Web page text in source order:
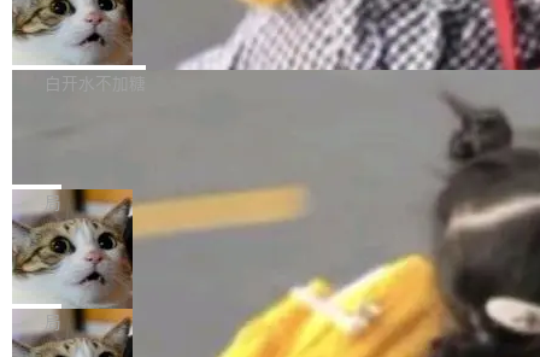
型。谁在开源赛道上领先，...
简单：开发者工具必须开源。 理由不是传统的自
由软件情怀，而是一个跟 AI agent 直接相关的
技术判断。 两行 prompt 就能个性化任何软件 C
i）在 X 上发帖： 「如果你是 Agent Harness 相
关开源项目的开发者，希望参加 DeepSeek Har
ness 的内测，可以回复或私信联系我。请附上
Harness 负责把能力落到真实环境中——调用工
具、读写文件、管理上下文、处理错误、完成闭
环。崔添翼招人的标...
商汤 SenseNova U1.5-Lite-Preview
开源
商汤科技宣布面向社区开源轻量级统一多模态模
型的预览版本 SenseNova U1.5-Lite-Preview。
理解、推理、生成与编辑，还仅以 8B-MoT 的轻
量大小，将能力推进到4K、更精细的真实质感、
更复杂的视觉控制和可持续迭代编辑。 相比 U
1，U1.5-Lite-Preview 在以下方向上带来了显著
提升： 原生支持4K图像生成； 更精细的局部纹
理、细节与真实世界质感； 更准确的中英文文字
白开水不加糖
nap。这次是 hwctl——一个用来检查 Ubuntu
硬件认证状态的命令行工具。 Canonical 工程师
Alan Griffiths 在邮件列表中说得很直白：「hwc
tl 是一个 Ubuntu 专有的包，它和它的依赖项都
是 Ubuntu 专有的，不会用在其他发行版上。」
所以 deb 版本的受众实际上为零。既然只有 Ub
局
Dario Amodei 担心新人来 Anthropic
只为金钱，不为使命
顶级 AI 研究员在两家公司之间来回跳，中间只
隔了几天。 Lilian Weng 上周刚宣布因健康原因
离开 Thinking Machines Lab，说自己作为联合
局